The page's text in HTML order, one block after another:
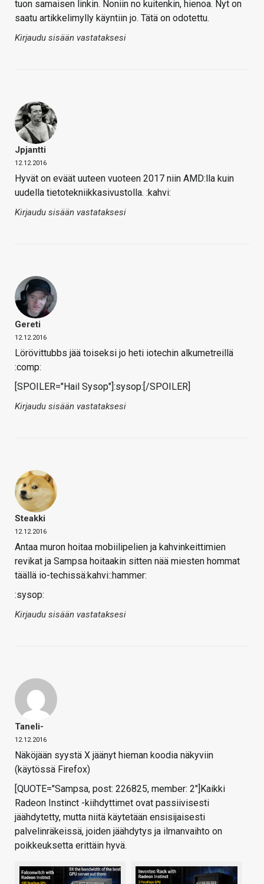
tuon samaisen linkin. Noniin no kuitenkin, hienoa. Nyt on
saatu artikkelimylly käyntiin jo. Tätä on odotettu.
Kirjaudu sisään vastataksesi
Jpjantti
12.12.2016
Hyvät on eväät uuteen vuoteen 2017 niin AMD:lla kuin
uudella tietotekniikkasivustolla. :kahvi:
Kirjaudu sisään vastataksesi
Gereti
12.12.2016
Lörövittubbs jää toiseksi jo heti iotechin alkumetreillä
:comp:
[SPOILER="Hail Sysop"]:sysop:[/SPOILER]
Kirjaudu sisään vastataksesi
Steakki
12.12.2016
Antaa muron hoitaa mobiilipelien ja kahvinkeittimien
revikat ja Sampsa hoitaakin sitten nää miesten hommat
täällä io-techissä:kahvi::hammer:
:sysop:
Kirjaudu sisään vastataksesi
Taneli-
12.12.2016
Näköjään syystä X jäänyt hieman koodia näkyviin
(käytössä Firefox)
[QUOTE="Sampsa, post: 226825, member: 2"]Kaikki
Radeon Instinct -kiihdyttimet ovat passiivisesti
jäähdytetty, mutta niitä käytetään ensisijaisesti
palvelinräkeissä, joiden jäähdytys ja ilmanvaihto on
poikkeuksetta erittäin hyvä.